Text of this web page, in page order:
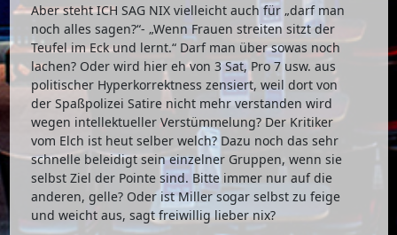
Aber steht ICH SAG NIX vielleicht auch für „darf man
noch alles sagen?“- „Wenn Frauen streiten sitzt der
Teufel im Eck und lernt.“ Darf man über sowas noch
lachen? Oder wird hier eh von 3 Sat, Pro 7 usw. aus
politischer Hyperkorrektness zensiert, weil dort von
der Spaßpolizei Satire nicht mehr verstanden wird
wegen intellektueller Verstümmelung? Der Kritiker
vom Elch ist heut selber welch? Dazu noch das sehr
schnelle beleidigt sein einzelner Gruppen, wenn sie
selbst Ziel der Pointe sind. Bitte immer nur auf die
anderen, gelle? Oder ist Miller sogar selbst zu feige
und weicht aus, sagt freiwillig lieber nix?